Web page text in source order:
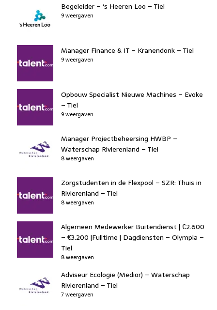
Begeleider – ‘s Heeren Loo – Tiel
9 weergaven
Manager Finance & IT – Kranendonk – Tiel
9 weergaven
Opbouw Specialist Nieuwe Machines – Evoke
– Tiel
9 weergaven
Manager Projectbeheersing HWBP –
Waterschap Rivierenland – Tiel
8 weergaven
Zorgstudenten in de Flexpool – SZR: Thuis in
Rivierenland – Tiel
8 weergaven
Algemeen Medewerker Buitendienst | €2.600
– €3.200 |Fulltime | Dagdiensten – Olympia –
Tiel
8 weergaven
Adviseur Ecologie (Medior) – Waterschap
Rivierenland – Tiel
7 weergaven